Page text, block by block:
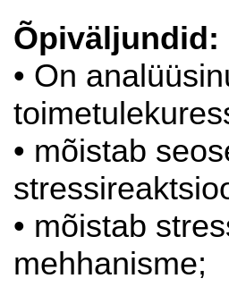
Õpiväljundid:
• On
• mõistab
• mõistab
mehhanisme;